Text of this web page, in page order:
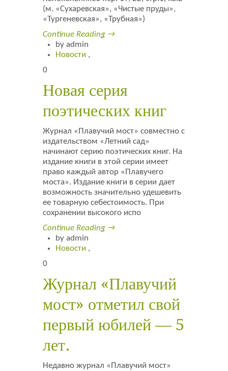
(м. «Сухаревская», «Чистые пруды»,
«Тургеневская», «Трубная»)
Continue Reading →
by admin
Новости ,
0
Новая серия
поэтических книг
Журнал «Плавучий мост» совместно с
издательством «Летний сад»
начинают серию поэтических книг. На
издание книги в этой серии имеет
право каждый автор «Плавучего
моста». Издание книги в серии дает
возможность значительно удешевить
ее товарную себестоимость. При
сохранении высокого испо
Continue Reading →
by admin
Новости ,
0
Журнал «Плавучий
мост» отметил свой
первый юбилей — 5
лет.
Недавно журнал «Плавучий мост»